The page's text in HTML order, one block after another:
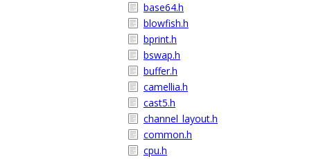
base64.h
blowfish.h
bprint.h
bswap.h
buffer.h
camellia.h
cast5.h
channel_layout.h
common.h
cpu.h